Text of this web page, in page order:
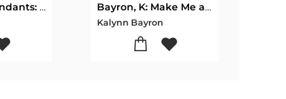
Disney Descendants: A Lost Revenge Bayron, K: Make Me a Monster
Kalynn Bayron